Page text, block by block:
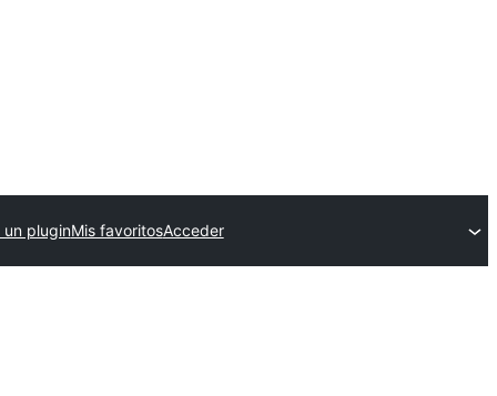
un pluginMis favoritosAcceder